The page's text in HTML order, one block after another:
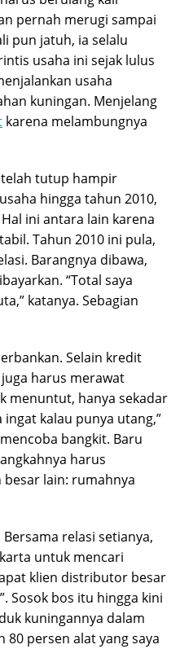
pernah merugi sampai
pun jatuh, ia selalu
usaha ini sejak lulus
usaha
kuningan. Menjelang
karena melambungnya
tutup hampir
hingga tahun 2010,
ini antara lain karena
Tahun 2010 ini pula,
Barangnya dibawa,
“Total saya
katanya. Sebagian
Selain kredit
harus merawat
menuntut, hanya sekadar
kalau punya utang,”
bangkit. Baru
harus
lain: rumahnya
relasi setianya,
untuk mencari
klien distributor besar
Sosok bos itu hingga kini
kuningannya dalam
80 persen alat yang saya